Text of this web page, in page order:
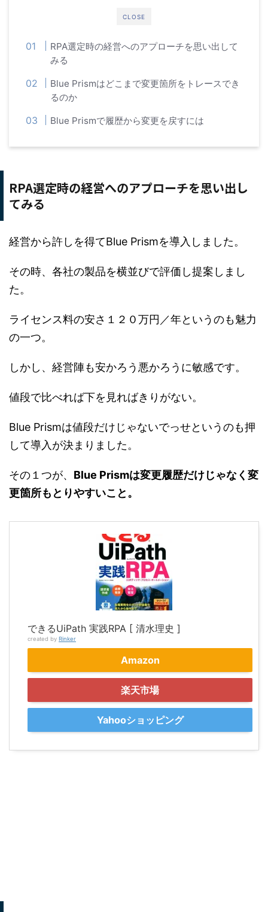
CLOSE
RPA選定時の経営へのアプローチを思い出して
みる
Blue Prismはどこまで変更箇所をトレースでき
るのか
Blue Prismで履歴から変更を戻すには
RPA選定時の経営へのアプローチを思い出し
てみる
経営から許しを得てBlue Prismを導入しました。
その時、各社の製品を横並びで評価し提案しまし
た。
ライセンス料の安さ１２０万円／年というのも魅力
の一つ。
しかし、経営陣も安かろう悪かろうに敏感です。
値段で比べれば下を見ればきりがない。
Blue Prismは値段だけじゃないでっせというのも押
して導入が決まりました。
その１つが、 Blue Prismは変更履歴だけじゃなく変
更箇所もとりやすいこと。
できるUiPath 実践RPA [ 清水理史 ]
created by Rinker
Amazon
楽天市場
Yahooショッピング